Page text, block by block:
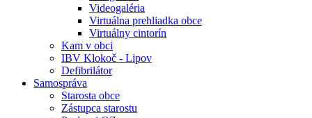
Videogaléria
Virtuálna prehliadka obce
Virtuálny cintorín
Kam v obci
IBV Klokoč - Lipov
Defibrilátor
Samospráva
Starosta obce
Zástupca starostu